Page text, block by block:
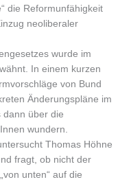
die Reformunfähigkeit
neoliberaler
wurde im
In einem kurzen
von Bund
Änderungspläne im
dann über die
wundern.
Thomas Höhne
fragt, ob nicht der
unten“ auf die